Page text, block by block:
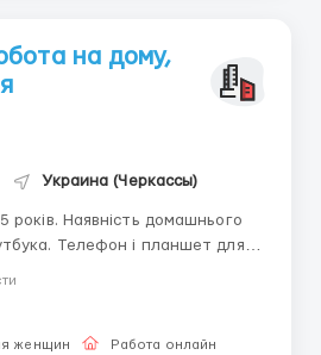
на дому,
Украина (Черкассы)
домашнього
Телефон і планшет для
- пишіть в telegram + 38(068) 584-84-08 ...
женщин Работа онлайн